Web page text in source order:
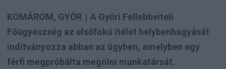
KOMÁROM, GYŐR | A Győri Fellebbviteli
Főügyészség az elsőfokú ítélet helybenhagyását
indítványozza abban az ügyben, amelyben egy
férfi megpróbálta megölni munkatársát.